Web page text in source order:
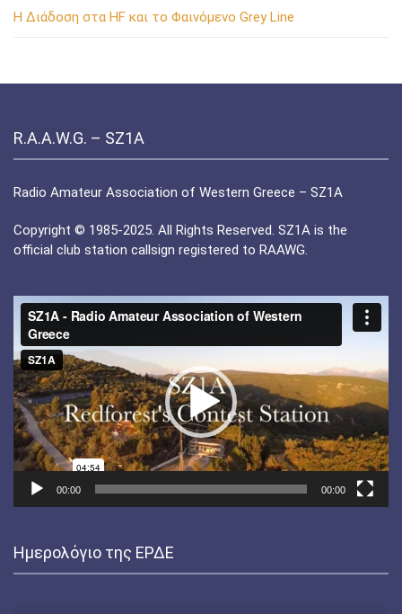
Η Διάδοση στα HF και το Φαινόμενο Grey Line
R.A.A.W.G. – SZ1A
Radio Amateur Association of Western Greece – SZ1A
Copyright © 1985-2025. All Rights Reserved. SZ1A is the
official club station callsign registered to RAAWG.
Πρόγραμμα
Αναπαραγωγής
Βίντεο
00:00 00:00
Ημερολόγιο της ΕΡΔΕ